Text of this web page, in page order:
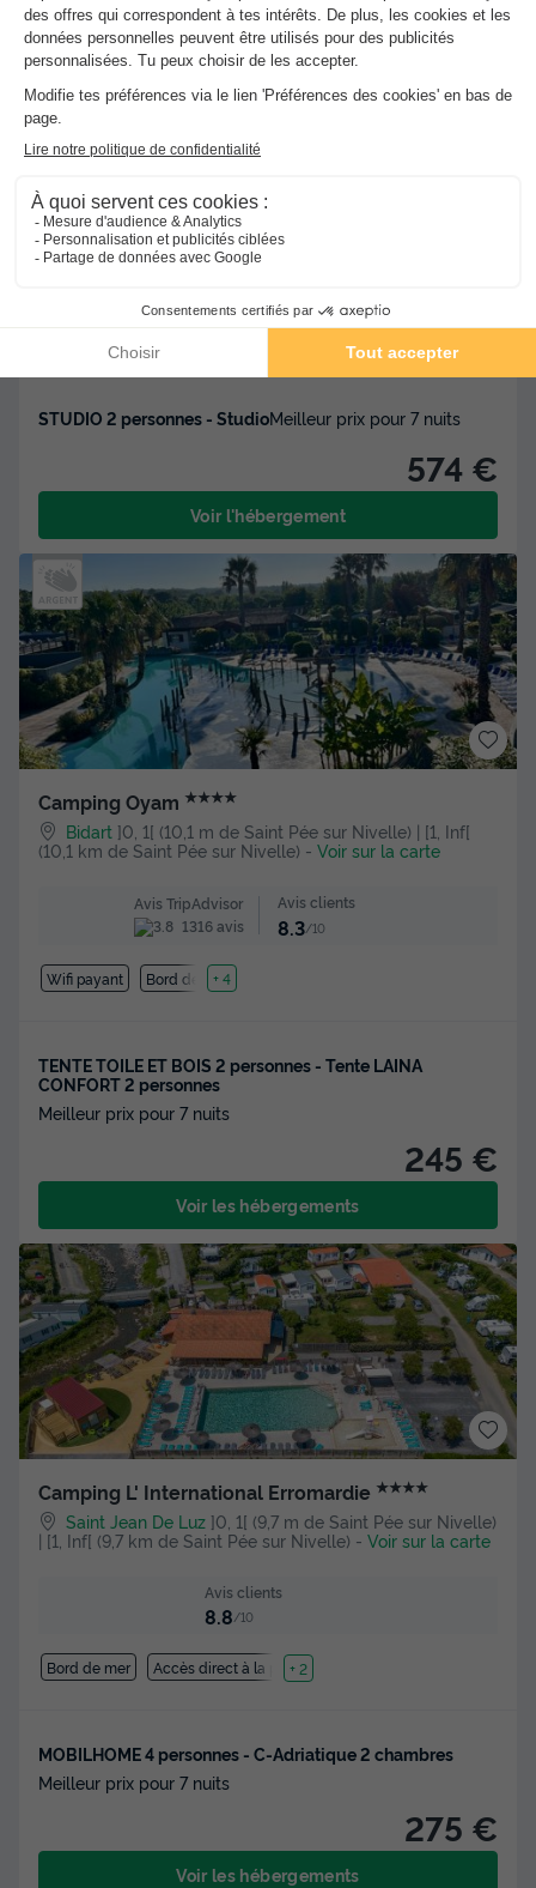
Residence Hôtelière Mer & Golf SokoEder
Ciboure ]0, 1[ (11,9 m de Saint Pée sur Nivelle) | [1, Inf[
Bord de mer
STUDIO 2 personnes - StudioMeilleur prix pour 7 nuits
574 €
Voir l'hébergement
Camping Oyam ★★★★
Bidart ]0, 1[ (10,1 m de Saint Pée sur Nivelle) | [1, Inf[
(10,1 km de Saint Pée sur Nivelle) - Voir sur la carte
Avis TripAdvisor
1316 avis
Avis clients
8.3/10
Wifi payant Bord de mer
+ 4
TENTE TOILE ET BOIS 2 personnes - Tente LAINA
CONFORT 2 personnes
Meilleur prix pour 7 nuits
245 €
Voir les hébergements
Camping L' International Erromardie ★★★★
Saint Jean De Luz ]0, 1[ (9,7 m de Saint Pée sur Nivelle)
| [1, Inf[ (9,7 km de Saint Pée sur Nivelle) - Voir sur la carte
Avis clients
8.8/10
Bord de mer Accès direct à la plage
+ 2
MOBILHOME 4 personnes - C-Adriatique 2 chambres
Meilleur prix pour 7 nuits
275 €
Voir les hébergements